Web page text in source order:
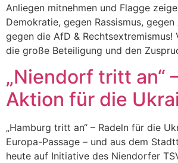
Anliegen mitnehmen und Flagge
Demokratie, gegen Rassismus, gegen
gegen die AfD & Rechtsextremismus!
die große Beteiligung und den
„Niendorf tritt an“
Aktion für die
„Hamburg tritt an“ – Radeln für die
Europa-Passage – und aus dem
heute auf Initiative des Niendorfer